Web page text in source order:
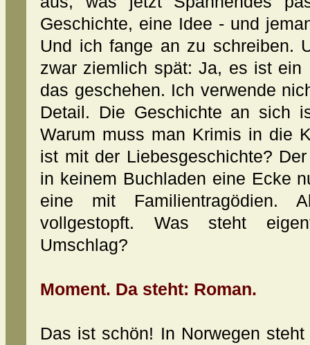
Geschichte, eine Idee - und
Und ich fange an zu schreiben.
zwar ziemlich spät: Ja, es ist
das geschehen. Ich verwende
Detail. Die Geschichte an sich
Warum muss man Krimis in die
ist mit der Liebesgeschichte?
in keinem Buchladen eine Ecke
eine mit
vollgestopft. Was steht
Umschlag?
Moment. Da steht: Roman.
Das ist schön! In Norwegen